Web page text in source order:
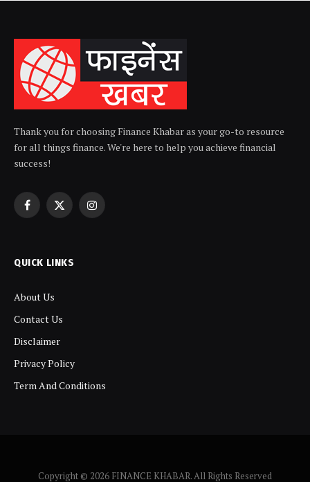
Thank you for choosing Finance Khabar as your go-to resource
for all things finance. We're here to help you achieve financial
success!
Facebook
X
Instagram
QUICK LINKS
About Us
Contact Us
Disclaimer
Privacy Policy
Term And Conditions
Copyright © 2026 FINANCE KHABAR. All Rights Reserved